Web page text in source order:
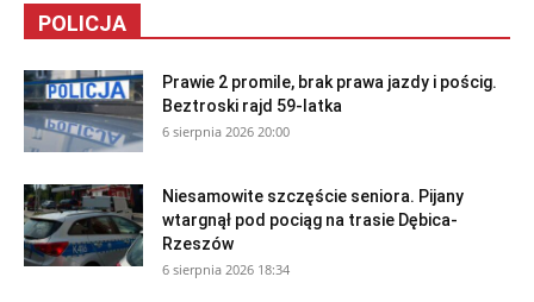
POLICJA
Prawie 2 promile, brak prawa jazdy i pościg.
Beztroski rajd 59-latka
6 sierpnia 2026 20:00
Niesamowite szczęście seniora. Pijany
wtargnął pod pociąg na trasie Dębica-
Rzeszów
6 sierpnia 2026 18:34